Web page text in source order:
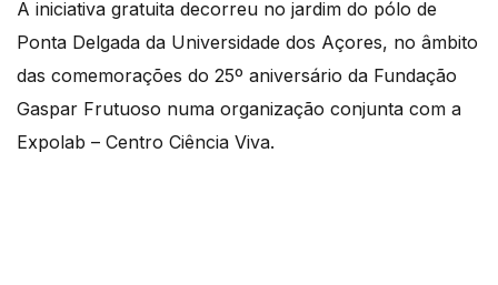
A iniciativa gratuita decorreu no jardim do pólo de
Ponta Delgada da Universidade dos Açores, no âmbito
das comemorações do 25º aniversário da Fundação
Gaspar Frutuoso numa organização conjunta com a
Expolab – Centro Ciência Viva.